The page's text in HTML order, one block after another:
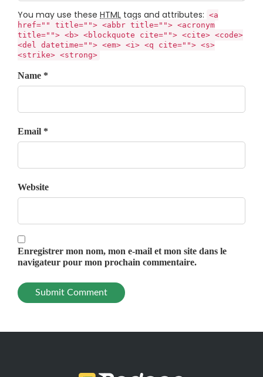
You may use these HTML tags and attributes: <a
href="" title=""> <abbr title=""> <acronym
title=""> <b> <blockquote cite=""> <cite> <code>
<del datetime=""> <em> <i> <q cite=""> <s>
<strike> <strong>
Name *
Email *
Website
Enregistrer mon nom, mon e-mail et mon site dans le
navigateur pour mon prochain commentaire.